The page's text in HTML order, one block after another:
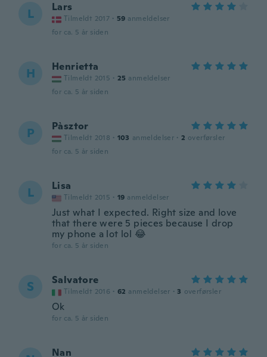
L Lars
Tilmeldt 2017 · 59 anmeldelser
for ca. 5 år siden
H Henrietta
Tilmeldt 2015 · 25 anmeldelser
for ca. 5 år siden
P Pàsztor
Tilmeldt 2018 · 103 anmeldelser · 2 overførsler
for ca. 5 år siden
L Lisa
Tilmeldt 2015 · 19 anmeldelser
Just what I expected. Right size and love
that there were 5 pieces because I drop
my phone a lot lol 😂
for ca. 5 år siden
S Salvatore
Tilmeldt 2016 · 62 anmeldelser · 3 overførsler
Ok
for ca. 5 år siden
Nan